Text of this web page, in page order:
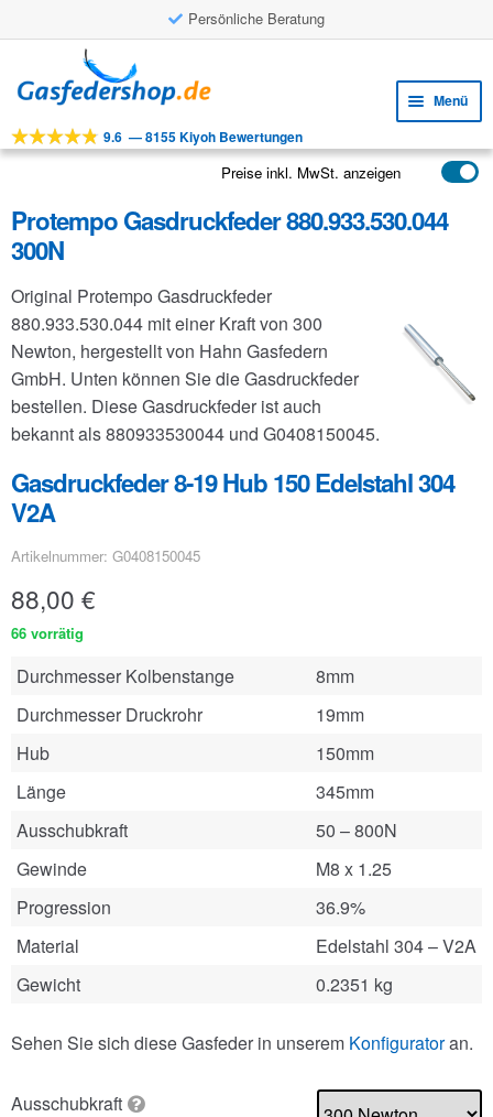
Persönliche Beratung
Navigation
springen
Inhalt
springen
Menü
Werkzeuge
Anwendungen
FAQ
9.6 —8155 Kiyoh Bewertungen
Preise inkl. MwSt. anzeigen
Protempo Gasdruckfeder 880.933.530.044
300N
Original Protempo Gasdruckfeder
880.933.530.044 mit einer Kraft von 300
Newton, hergestellt von Hahn Gasfedern
GmbH. Unten können Sie die Gasdruckfeder
bestellen. Diese Gasdruckfeder ist auch
bekannt als 880933530044 und G0408150045.
Gasdruckfeder 8-19 Hub 150 Edelstahl 304
V2A
Artikelnummer: G0408150045
88,00 €
66 vorrätig
Durchmesser Kolbenstange
8mm
Durchmesser Druckrohr
19mm
Hub
150mm
Länge
345mm
Ausschubkraft
50 – 800N
Gewinde
M8 x 1.25
Progression
36.9%
Material
Edelstahl 304 – V2A
Gewicht
0.2351 kg
Sehen Sie sich diese Gasfeder in unserem Konfiguratoran.
Ausschubkraft